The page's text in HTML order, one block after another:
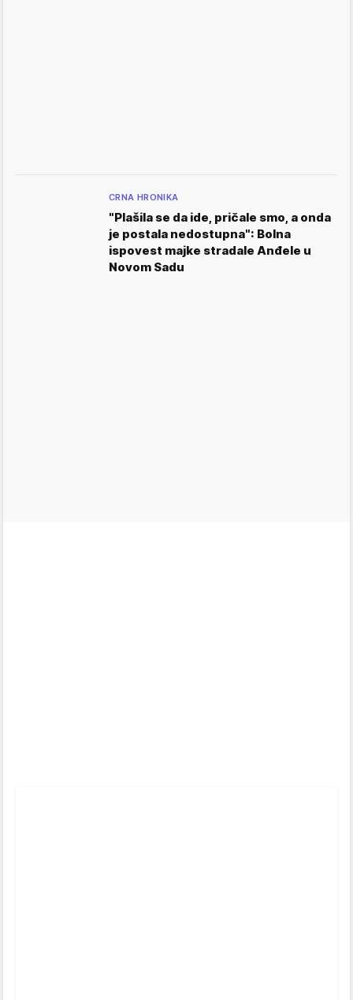
CRNA HRONIKA
"Plašila se da ide, pričale smo, a onda
je postala nedostupna": Bolna
ispovest majke stradale Anđele u
Novom Sadu